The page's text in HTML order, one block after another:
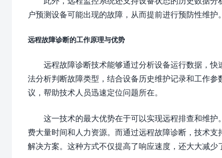
户预测设备可能出现的故障，从而提前进行预防性维
远程故障诊断的工作原理与优势
远程故障诊断技术能够通过分析设备运行数据，
法分析判断故障类型，结合设备历史维护记录和工作
议，帮助技术人员迅速定位问题所在。
这一技术的最大优势在于可以实现远程排查和维
费大量时间和人力资源。而通过远程故障诊断，技术
解决方案。这种方式不仅提高了响应速度，还大大减少